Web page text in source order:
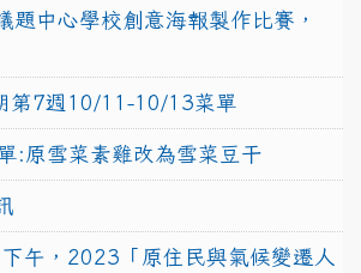
中心學校創意海報製作比賽，
第7週10/11-10/13菜單
:原雪菜素雞改為雪菜豆干
午，2023「原住民與氣候變遷人